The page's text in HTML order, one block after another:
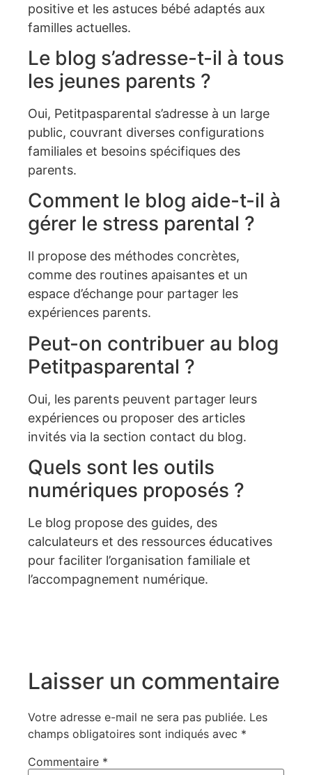
positive et les astuces bébé adaptés aux
familles actuelles.
Le blog s’adresse-t-il à tous
les jeunes parents ?
Oui, Petitpasparental s’adresse à un large
public, couvrant diverses configurations
familiales et besoins spécifiques des
parents.
Comment le blog aide-t-il à
gérer le stress parental ?
Il propose des méthodes concrètes,
comme des routines apaisantes et un
espace d’échange pour partager les
expériences parents.
Peut-on contribuer au blog
Petitpasparental ?
Oui, les parents peuvent partager leurs
expériences ou proposer des articles
invités via la section contact du blog.
Quels sont les outils
numériques proposés ?
Le blog propose des guides, des
calculateurs et des ressources éducatives
pour faciliter l’organisation familiale et
l’accompagnement numérique.
Laisser un commentaire
Votre adresse e-mail ne sera pas publiée. Les
champs obligatoires sont indiqués avec *
Commentaire *